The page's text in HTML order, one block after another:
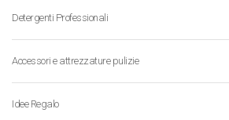
Detergenti Professionali
Accessori e attrezzature pulizie
Idee Regalo